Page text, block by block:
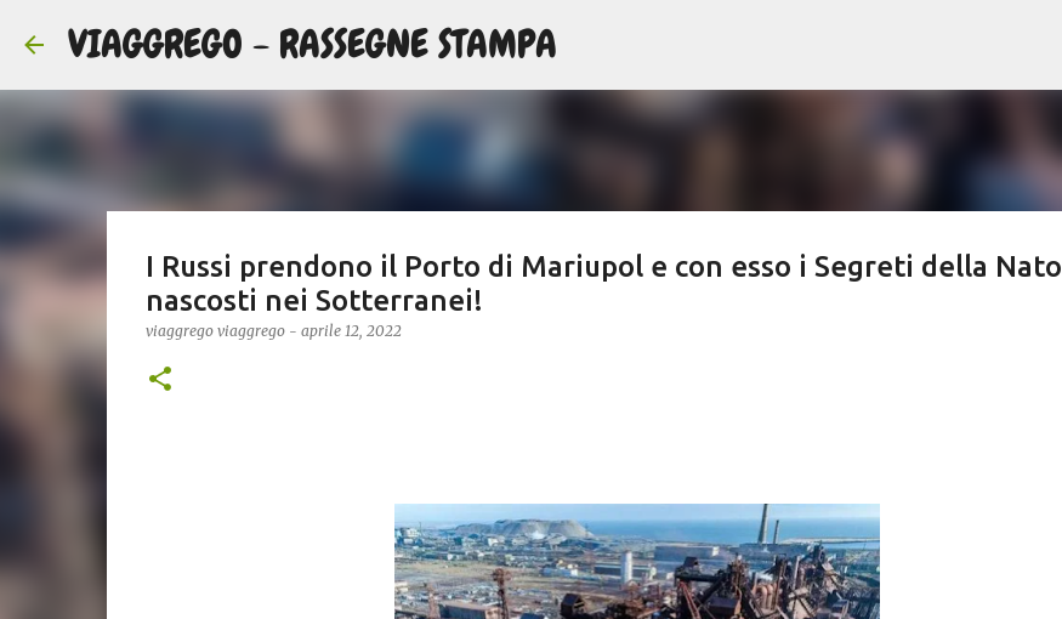
VIAGGREGO - RASSEGNE STAMPA
I Russi prendono il Porto di Mariupol e con esso i Segreti della Nato
nascosti nei Sotterranei!
viaggrego viaggrego - aprile 12, 2022